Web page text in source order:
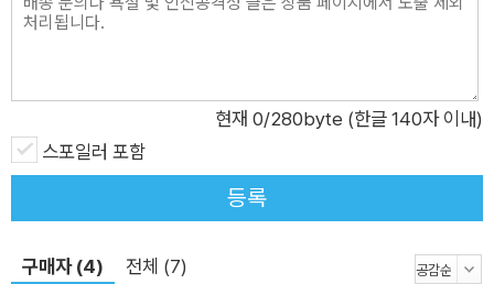
다. 일의 성격이 명확하게 규정되지 않아 때로는 유모나 하녀의
론테는 가정교사로 일했으며, 그 일을 무척 싫어했다. 그 경험이
『제인 에어』에 반영되어 있으며, 『빌레뜨』에서도 그에 관한 언급
을 살펴볼 수 있다. 많은 제약이 따르는 가정교사보다는 독립성이
더 보장된 교사가 되는 것이 브론테 자매의 꿈이었고, 그것이 『빌
작가인 동생 에밀리와 함께 가족이 사는 하워스에 학교를 차릴 목
현재 0/280byte (한글 140자 이내)
스포일러 포함
등록
구매자 (4) 전체 (7)